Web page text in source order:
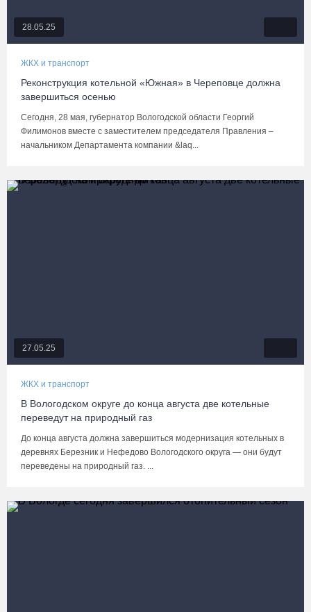
28.05.25
ЖКХ и транспорт
Реконструкция котельной «Южная» в Череповце должна
завершиться осенью
Сегодня, 28 мая, губернатор Вологодской области Георгий
Филимонов вместе с заместителем председателя Правления –
начальником Департамента компании &laq...
27.05.25
ЖКХ и транспорт
В Вологодском округе до конца августа две котельные
переведут на природный газ
До конца августа должна завершиться модернизация котельных в
деревнях Березник и Нефедово Вологодского округа — они будут
переведены на природный газ. ...